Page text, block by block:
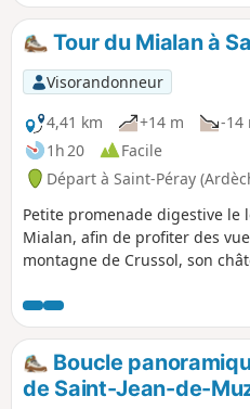
Tour du Mialan à
Visorandonneur
4,41 km
+14 m
-14
1h 20
Facile
Départ à Saint-Péray
Petite promenade digestive le
Mialan, afin de profiter des
montagne de Crussol, son
automne et hiver, à sec sinon.
une promenade classique de
après-midi pour tout Saint-
Boucle
de Saint-Jean-de-